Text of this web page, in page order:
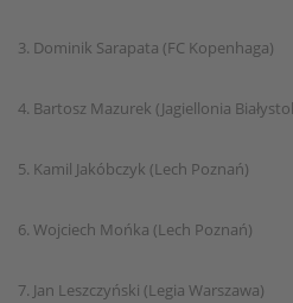
3. Dominik Sarapata (FC Kopenhaga)
4. Bartosz Mazurek (Jagiellonia
5. Kamil Jakóbczyk (Lech Poznań)
6. Wojciech Mońka (Lech Poznań)
7. Jan Leszczyński (Legia Warszawa)